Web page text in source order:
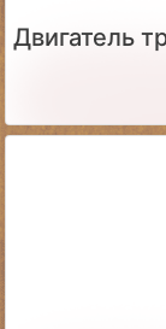
Двигатель